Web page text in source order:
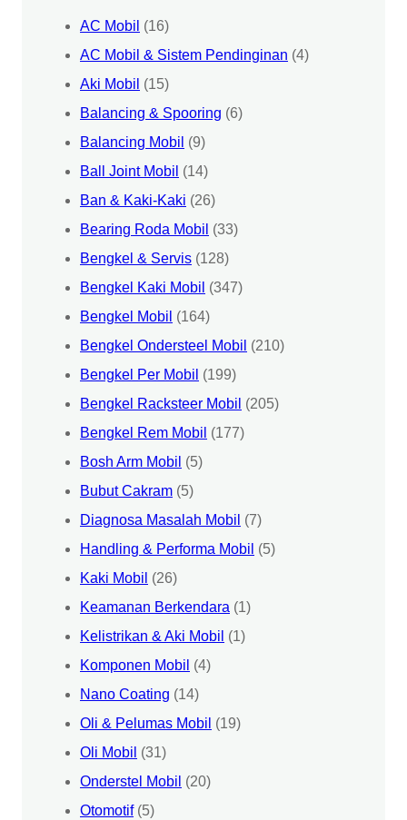
AC Mobil (16)
AC Mobil & Sistem Pendinginan (4)
Aki Mobil (15)
Balancing & Spooring (6)
Balancing Mobil (9)
Ball Joint Mobil (14)
Ban & Kaki-Kaki (26)
Bearing Roda Mobil (33)
Bengkel & Servis (128)
Bengkel Kaki Mobil (347)
Bengkel Mobil (164)
Bengkel Ondersteel Mobil (210)
Bengkel Per Mobil (199)
Bengkel Racksteer Mobil (205)
Bengkel Rem Mobil (177)
Bosh Arm Mobil (5)
Bubut Cakram (5)
Diagnosa Masalah Mobil (7)
Handling & Performa Mobil (5)
Kaki Mobil (26)
Keamanan Berkendara (1)
Kelistrikan & Aki Mobil (1)
Komponen Mobil (4)
Nano Coating (14)
Oli & Pelumas Mobil (19)
Oli Mobil (31)
Onderstel Mobil (20)
Otomotif(5)